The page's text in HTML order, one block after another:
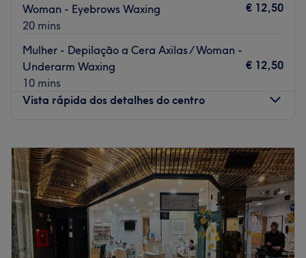
Woman - Eyebrows Waxing
20 mins
€ 12,50
Mulher - Depilação a Cera Axilas / Woman -
Underarm Waxing
10 mins
€ 12,50
Vista rápida dos detalhes do centro
Terça-feira
10:00–19:00
Quarta-feira
10:00–19:00
Quinta-feira
10:00–19:00
Sexta-feira
10:00
19:00
Sábado
10:00–19:00
Domingo
Fechado